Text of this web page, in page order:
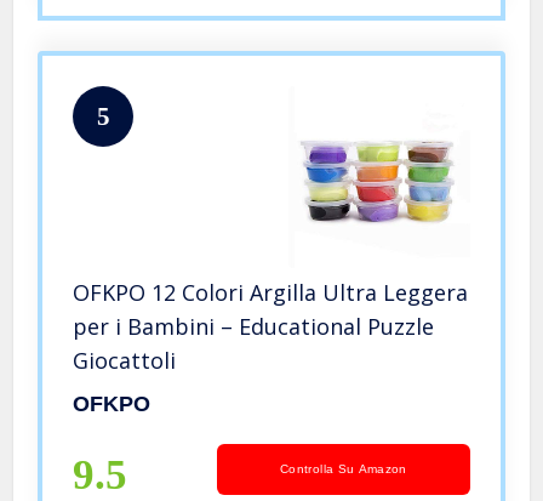
5
OFKPO 12 Colori Argilla Ultra Leggera
per i Bambini – Educational Puzzle
Giocattoli
OFKPO
9.5 Controlla Su Amazon